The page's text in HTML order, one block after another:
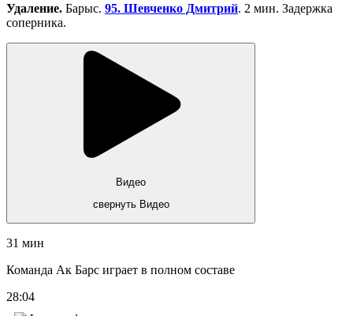
Удаление. Барыс. 95. Шевченко Дмитрий. 2 мин. Задержка
соперника.
Видео
свернуть Видео
31 мин
Команда Ак Барс играет в полном составе
28:04